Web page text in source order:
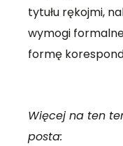
tytułu rękojmi,
wymogi
formę
Więcej na ten
posta: